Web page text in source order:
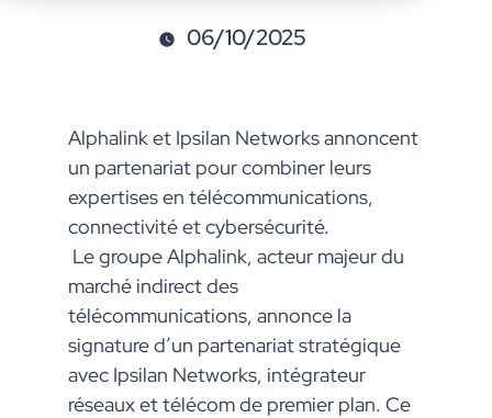
06/10/2025
Alphalink et Ipsilan Networks annoncent
un partenariat pour combiner leurs
expertises en télécommunications,
connectivité et cybersécurité.
Le groupe Alphalink, acteur majeur du
marché indirect des
télécommunications, annonce la
signature d’un partenariat stratégique
avec Ipsilan Networks, intégrateur
réseaux et télécom de premier plan. Ce